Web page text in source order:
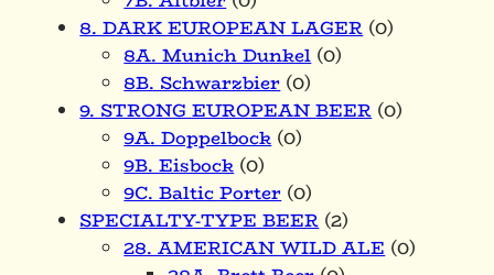
8. DARK EUROPEAN LAGER(0)
8A. Munich Dunkel(0)
8B. Schwarzbier(0)
9. STRONG EUROPEAN BEER(0)
9A. Doppelbock(0)
9B. Eisbock(0)
9C. Baltic Porter(0)
SPECIALTY-TYPE BEER(2)
28. AMERICAN WILD ALE(0)